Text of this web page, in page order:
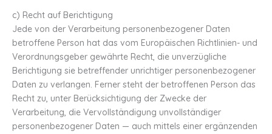
c) Recht auf Berichtigung
Jede von der Verarbeitung personenbezogener Daten
betroffene Person hat das vom Europäischen Richtlinien- und
Verordnungsgeber gewährte Recht, die unverzügliche
Berichtigung sie betreffender unrichtiger personenbezogener
Daten zu verlangen. Ferner steht der betroffenen Person das
Recht zu, unter Berücksichtigung der Zwecke der
Verarbeitung, die Vervollständigung unvollständiger
personenbezogener Daten — auch mittels einer ergänzenden